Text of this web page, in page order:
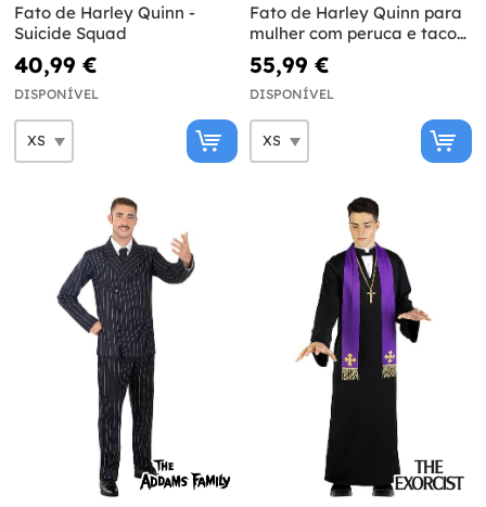
Fato de Harley Quinn -
Suicide Squad
40,99 €
DISPONÍVEL
Fato de Harley Quinn para
mulher com peruca e taco
insuflável - Esquadrão
Suicida
55,99 €
DISPONÍVEL